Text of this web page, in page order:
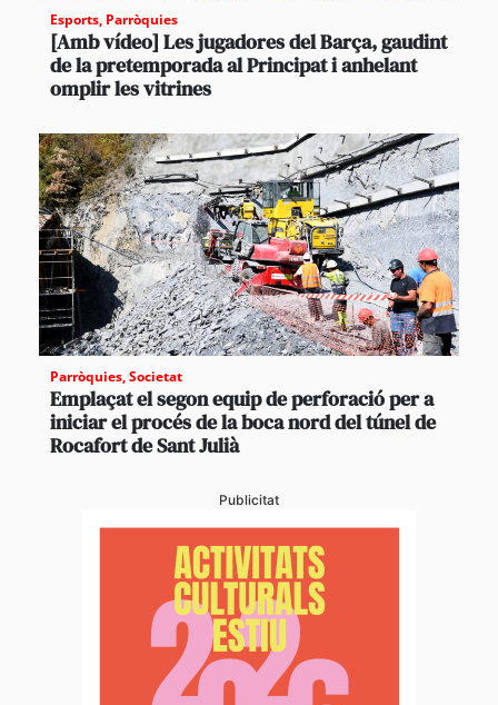
Esports, Parròquies
[Amb vídeo] Les jugadores del Barça, gaudint
de la pretemporada al Principat i anhelant
omplir les vitrines
Parròquies,Societat
Emplaçat el segon equip de perforació per a
iniciar el procés de la boca nord del túnel de
Rocafort de Sant Julià
Publicitat